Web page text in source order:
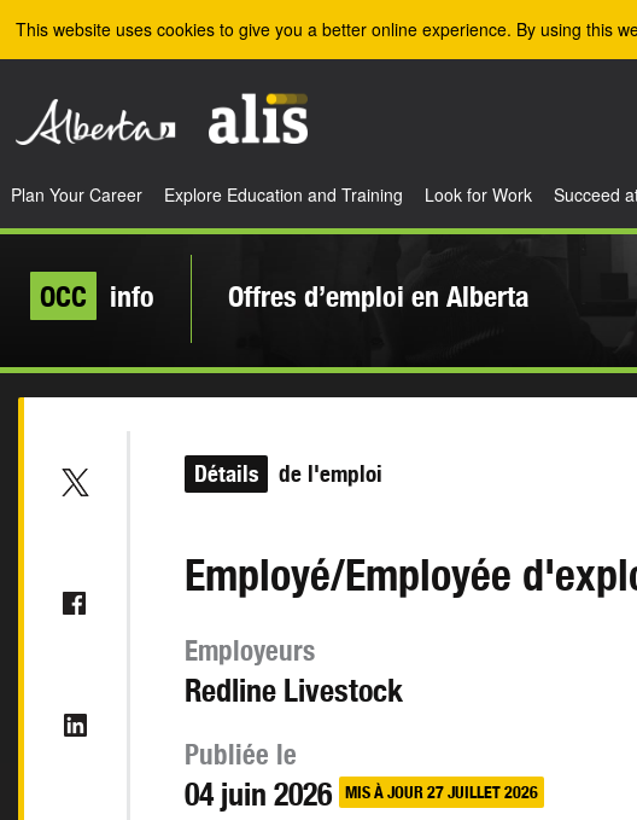
This website uses cookies to give you a better online experience. By using this
Plan Your Career Explore Education and Training Look for Work Succeed
OCC info Offres d’emploi en Alberta
Détails de l'emploi
Employé/Employée
Employeurs
Redline Livestock
Publiée le
04 juin 2026 MIS À JOUR 27 JUILLET 2026